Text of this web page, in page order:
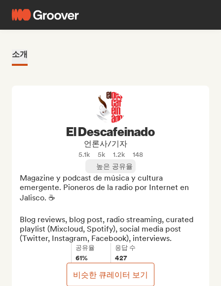
소개
El Descafeinado
언론사/기자
5.1k 5k 1.2k
148
높은 공유율
Magazine y podcast de música y cultura
emergente. Pioneros de la radio por Internet en
Jalisco. ☕
Blog reviews, blog post, radio streaming, curated
playlist (Mixcloud, Spotify), social media post
(Twitter, Instagram, Facebook), interviews.
공유율
61%
응답 수
427
비슷한 큐레이터 보기